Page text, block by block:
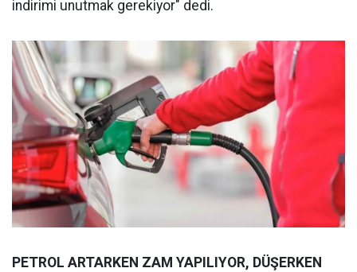
indirimi unutmak gerekiyor" dedi.
PETROL ARTARKEN ZAM YAPILIYOR, DÜŞERKEN